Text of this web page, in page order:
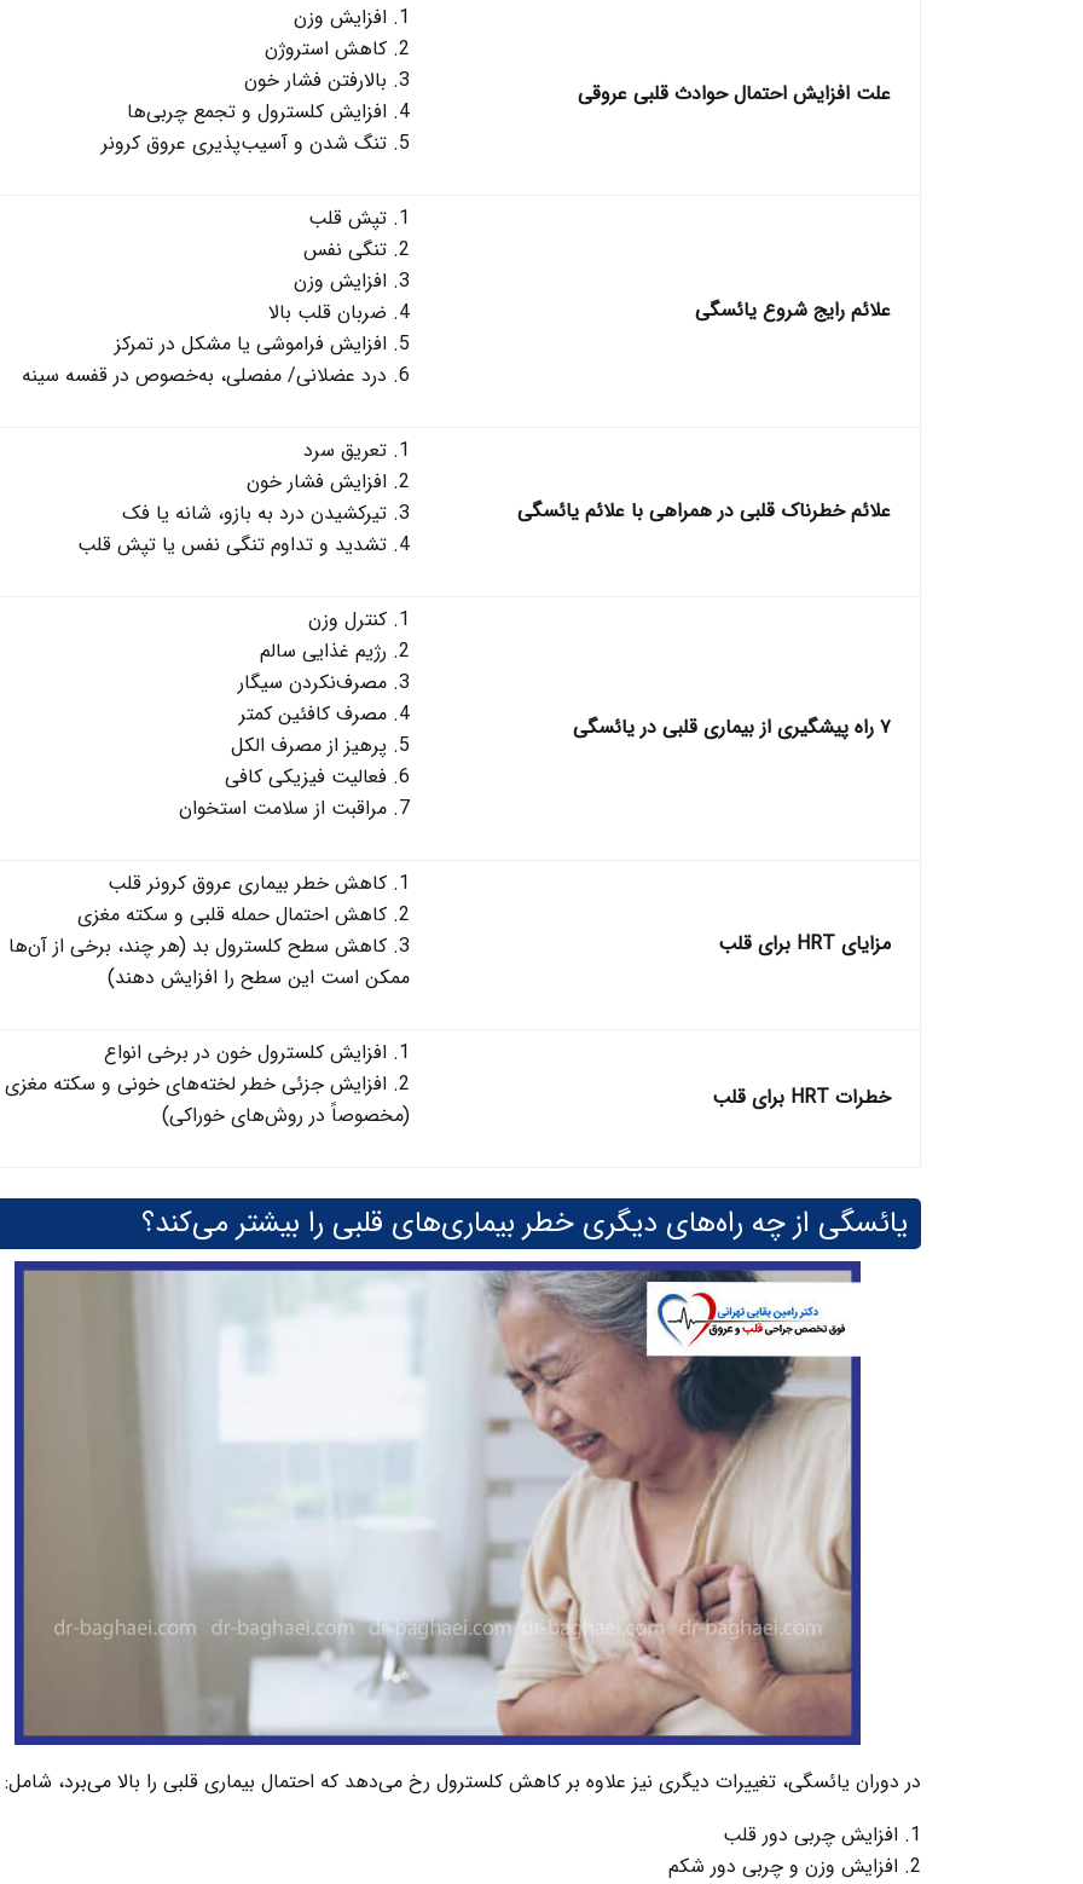
علت افزایش احتمال حوادث قلبی عروقی
افزایش وزن
کاهش استروژن
بالارفتن فشار خون
افزایش کلسترول و تجمع چربی‌ها
تنگ‌ شدن و آسیب‌پذیری عروق کرونر
علائم رایج شروع یائسگی
تپش قلب
تنگی نفس
افزایش وزن
ضربان قلب بالا
افزایش فراموشی یا مشکل در تمرکز
درد عضلانی/ مفصلی، به‌خصوص در قفسه سینه
علائم خطرناک قلبی در همراهی با علائم یائسگی
تعریق سرد
افزایش فشار خون
تیرکشیدن درد به بازو، شانه یا فک
تشدید و تداوم تنگی نفس یا تپش قلب
۷ راه پیشگیری از بیماری قلبی در یائسگی
کنترل وزن
رژیم غذایی سالم
مصرف‌نکردن سیگار
مصرف کافئین کمتر
پرهیز از مصرف الکل
فعالیت فیزیکی کافی
مراقبت از سلامت استخوان
مزایای HRT برای قلب
کاهش خطر بیماری عروق کرونر قلب
کاهش احتمال حمله قلبی و سکته مغزی
کاهش سطح کلسترول بد (هر چند، برخی از آن‌ها
ممکن است این سطح را افزایش دهند)
خطرات HRT برای قلب
افزایش کلسترول خون در برخی انواع
افزایش جزئی خطر لخته‌های خونی و سکته مغزی
(مخصوصاً در روش‌های خوراکی)
یائسگی از چه راه‌های دیگری خطر بیماری‌های قلبی را بیشتر می‌کند؟
در دوران یائسگی، تغییرات دیگری نیز علاوه بر کاهش کلسترول رخ می‌دهد که احتمال بیماری قلبی را بالا می‌برد، شامل:
افزایش چربی دور قلب
افزایش وزن و چربی دور شکم